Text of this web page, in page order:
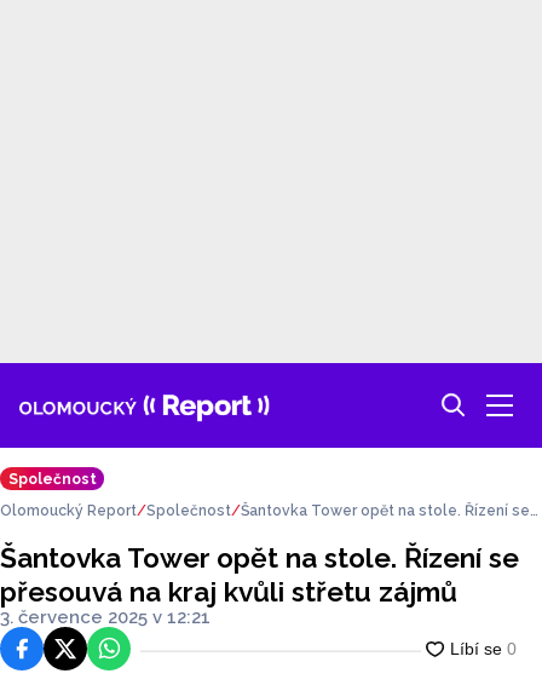
Společnost
Olomoucký Report Společnost Šantovka Tower opět na stole. Řízení se
Šantovka Tower opět na stole. Řízení se
přesouvá na kraj kvůli střetu zájmů
3. července 2025 v 12:21
FacebookPlatforma X
WhatsApp